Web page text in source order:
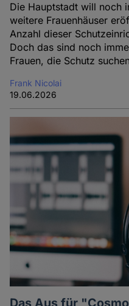
Die Hauptstadt will noch
weitere Frauenhäuser
Anzahl dieser
Doch das sind noch
Frauen, die Schutz
Frank Nicolai
19.06.2026